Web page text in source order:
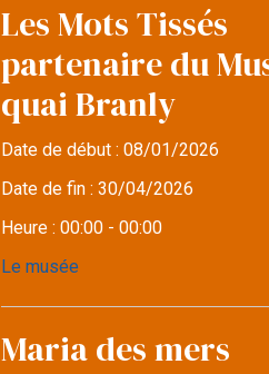
Les Mots Tissés
partenaire du
quai Branly
Date de début :08/01/2026
Date de fin :30/04/2026
Heure :00:00 - 00:00
Le musée
Maria des mers